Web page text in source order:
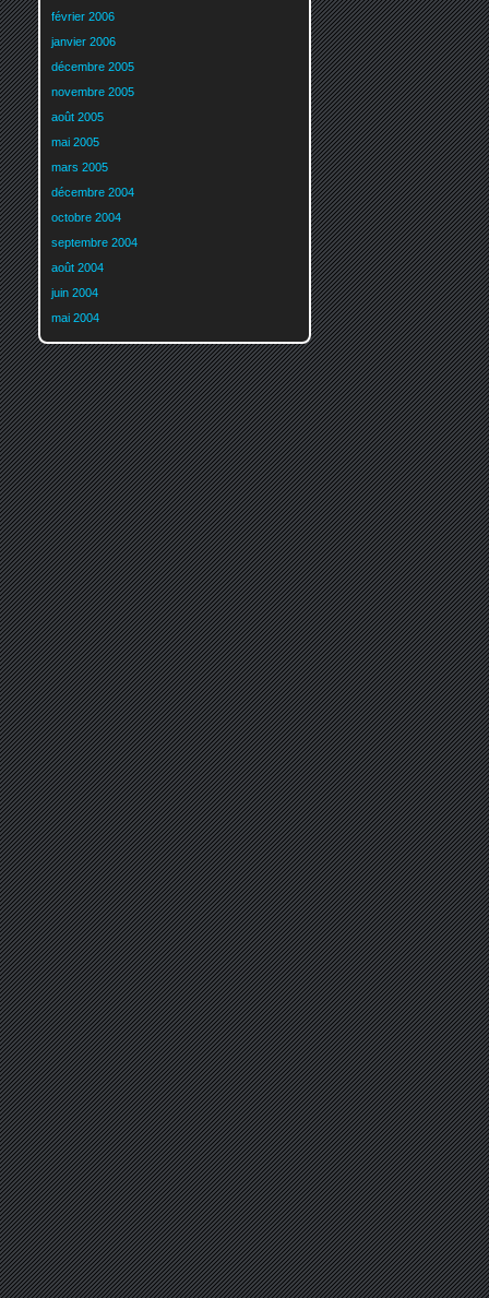
février 2006
janvier 2006
décembre 2005
novembre 2005
août 2005
mai 2005
mars 2005
décembre 2004
octobre 2004
septembre 2004
août 2004
juin 2004
mai 2004